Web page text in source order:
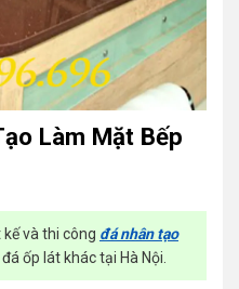
Làm Mặt Bếp
và thi công đá nhân tạo
ốp lát khác tại Hà Nội.